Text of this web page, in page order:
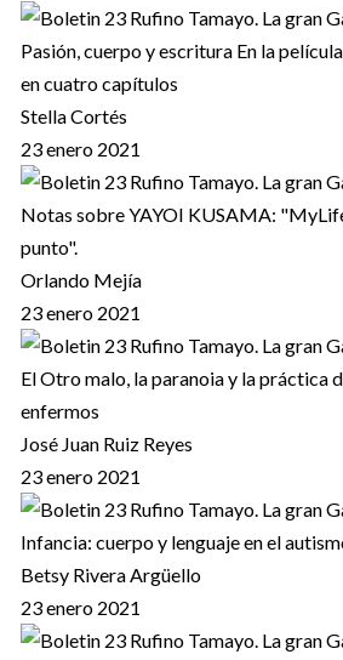
Pasión, cuerpo y escritura En la
en cuatro capítulos
Stella Cortés
23 enero 2021
Notas sobre YAYOI KUSAMA:
punto".
Orlando Mejía
23 enero 2021
El Otro malo, la paranoia y la práctica
enfermos
José Juan Ruiz Reyes
23 enero 2021
Infancia: cuerpo y lenguaje en el
Betsy Rivera Argüello
23 enero 2021